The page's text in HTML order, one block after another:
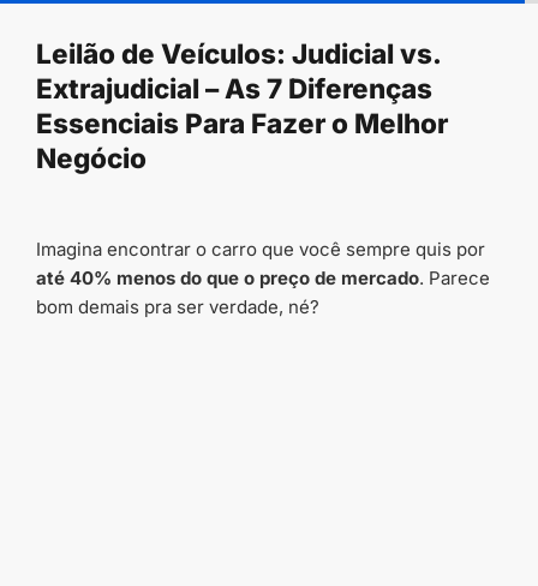
Leilão de Veículos: Judicial vs.
Extrajudicial – As 7 Diferenças
Essenciais Para Fazer o Melhor
Negócio
Imagina encontrar o carro que você sempre quis por
até 40% menos do que o preço de mercado. Parece
bom demais pra ser verdade, né?